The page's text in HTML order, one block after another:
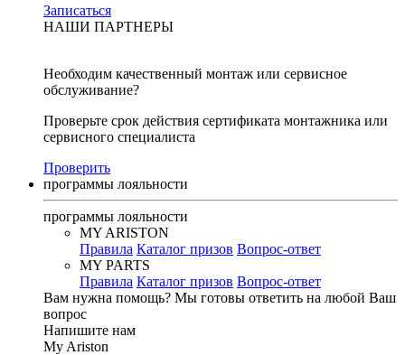
Записаться
НАШИ ПАРТНЕРЫ
Необходим качественный монтаж или сервисное
обслуживание?
Проверьте срок действия сертификата монтажника или
сервисного специалиста
Проверить
программы лояльности
программы лояльности
MY ARISTON
Правила Каталог призов Вопрос-ответ
MY PARTS
Правила Каталог призов Вопрос-ответ
Вам нужна помощь? Мы готовы ответить на любой Ваш
вопрос
Напишите нам
My Ariston